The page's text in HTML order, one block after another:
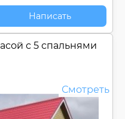
Написать
с 5 спальнями
Смотреть